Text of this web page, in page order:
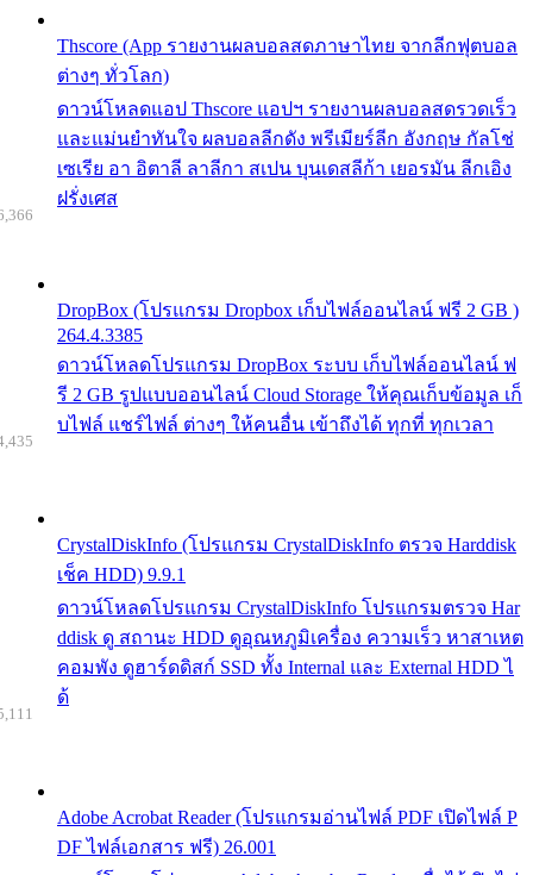
Thscore (App รายงานผลบอลสดภาษาไทย จากลีกฟุตบอล
ต่างๆ ทั่วโลก)
ดาวน์โหลดแอป Thscore แอปฯ รายงานผลบอลสดรวดเร็ว
และแม่นยำทันใจ ผลบอลลีกดัง พรีเมียร์ลีก อังกฤษ กัลโช่
เซเรีย อา อิตาลี ลาลีกา สเปน บุนเดสลีก้า เยอรมัน ลีกเอิง
ฝรั่งเศส
DropBox (โปรแกรม Dropbox เก็บไฟล์ออนไลน์ ฟรี 2 GB )
264.4.3385
ดาวน์โหลดโปรแกรม DropBox ระบบ เก็บไฟล์ออนไลน์ ฟ
รี 2 GB รูปแบบออนไลน์ Cloud Storage ให้คุณเก็บข้อมูล เก็
บไฟล์ แชร์ไฟล์ ต่างๆ ให้คนอื่น เข้าถึงได้ ทุกที่ ทุกเวลา
CrystalDiskInfo (โปรแกรม CrystalDiskInfo ตรวจ Harddisk
เช็ค HDD) 9.9.1
ดาวน์โหลดโปรแกรม CrystalDiskInfo โปรแกรมตรวจ Har
ddisk ดู สถานะ HDD ดูอุณหภูมิเครื่อง ความเร็ว หาสาเหต
คอมพัง ดูฮาร์ดดิสก์ SSD ทั้ง Internal และ External HDD ไ
ด้
Adobe Acrobat Reader (โปรแกรมอ่านไฟล์ PDF เปิดไฟล์ P
DF ไฟล์เอกสาร ฟรี) 26.001